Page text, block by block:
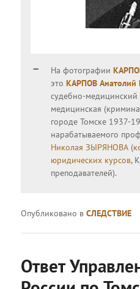
На фотографии
этоКАРПОВ Анатолий
судебно-медицинский
медицинская
городе Томске 1937-
нарабатываемого
Николая ЗЫРЯНОВА (
юридических курсов,
преподавателей).
Опубликовано в СЛЕДСТВИЕ
Ответ